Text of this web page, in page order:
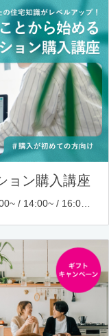
ョン購入講座